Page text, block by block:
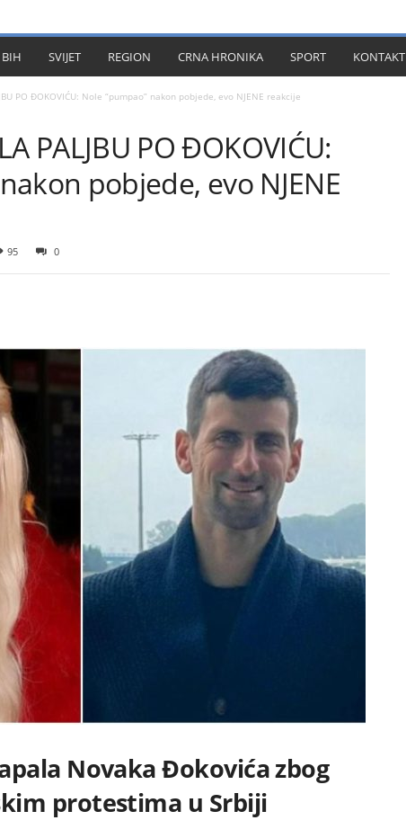
BIH SVIJET REGION CRNA HRONIKA SPORT KONTAKT
PO ĐOKOVIĆU: Nole “pumpao” nakon pobjede, evo NJENE reakcije
PALJBU PO ĐOKOVIĆU:
pobjede, evo NJENE
95 0
Novaka Đokovića zbog
protestima u Srbiji